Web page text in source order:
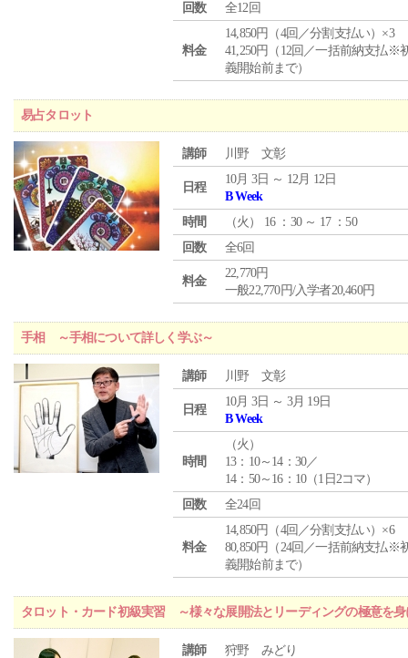
回数
全12回
料金
14,850円（4回／分割支払い）×3
41,250円（12回／一括前納支払※
義開始前まで）
易占タロット
講師 川野 文彰
日程
10月 3日 ～ 12月 12日
B Week
時間
（火 ） 16 ：30 ～ 17 ：50
回数
全6回
料金
22,770円
一般22,770円/入学者20,460円
手相 ～手相について詳しく学ぶ～
講師 川野 文彰
日程
10月 3日 ～ 3月 19日
B Week
時間
（火 ）
13：10～14：30／
14：50～16：10（1日2コマ）
回数
全24回
料金
14,850円（4回／分割支払い）×6
80,850円（24回／一括前納支払※
義開始前まで）
タロット・カード初級実習 ～様々な展開法とリーディングの極意を身
講師 狩野 みどり